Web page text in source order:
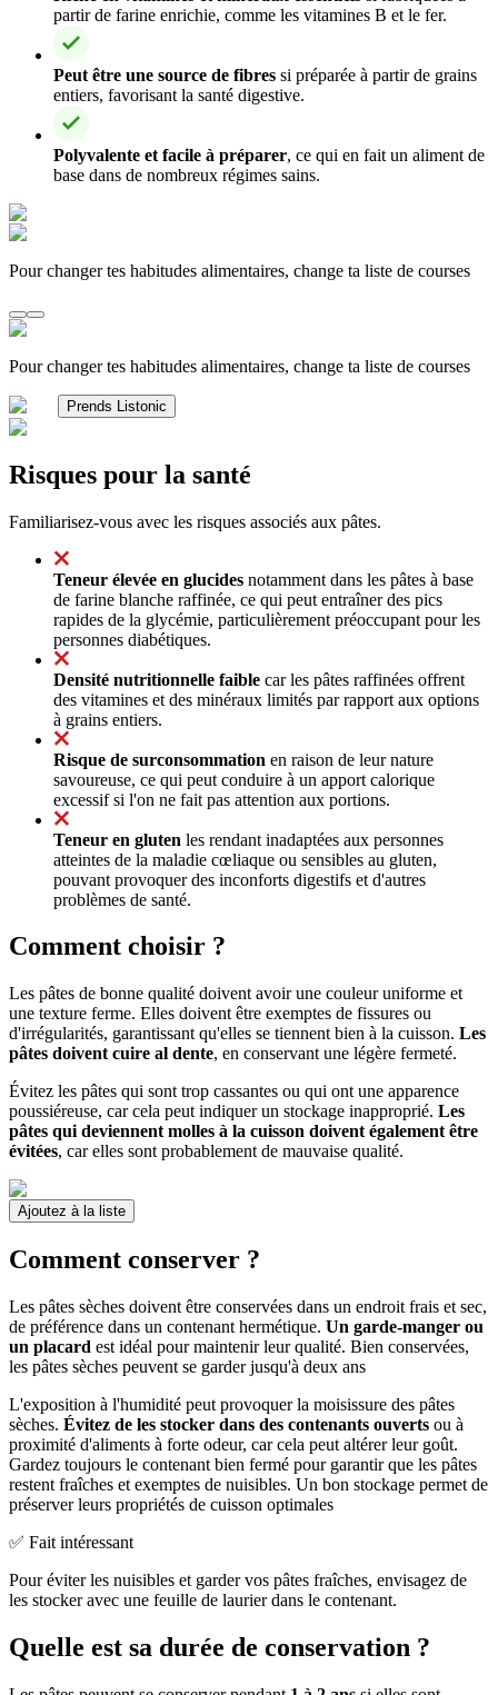
partir de farine enrichie, comme les vitamines B et le fer.
Peut être une source de fibres si préparée à partir de grains
entiers, favorisant la santé digestive.
Polyvalente et facile à préparer, ce qui en fait un aliment de
base dans de nombreux régimes sains.
Pour changer tes habitudes alimentaires, change ta liste de courses
Pour changer tes habitudes alimentaires, change ta liste de courses
Prends Listonic
Risques pour la santé
Familiarisez-vous avec les risques associés aux pâtes.
Teneur élevée en glucides notamment dans les pâtes à base
de farine blanche raffinée, ce qui peut entraîner des pics
rapides de la glycémie, particulièrement préoccupant pour les
personnes diabétiques.
Densité nutritionnelle faible car les pâtes raffinées offrent
des vitamines et des minéraux limités par rapport aux options
à grains entiers.
Risque de surconsommation en raison de leur nature
savoureuse, ce qui peut conduire à un apport calorique
excessif si l'on ne fait pas attention aux portions.
Teneur en gluten les rendant inadaptées aux personnes
atteintes de la maladie cœliaque ou sensibles au gluten,
pouvant provoquer des inconforts digestifs et d'autres
problèmes de santé.
Comment choisir ?
Les pâtes de bonne qualité doivent avoir une couleur uniforme et
une texture ferme. Elles doivent être exemptes de fissures ou
d'irrégularités, garantissant qu'elles se tiennent bien à la cuisson. Les
pâtes doivent cuire al dente, en conservant une légère fermeté.
Évitez les pâtes qui sont trop cassantes ou qui ont une apparence
poussiéreuse, car cela peut indiquer un stockage inapproprié. Les
pâtes qui deviennent molles à la cuisson doivent également être
évitées, car elles sont probablement de mauvaise qualité.
Ajoutez à la liste
Comment conserver ?
Les pâtes sèches doivent être conservées dans un endroit frais et sec,
de préférence dans un contenant hermétique. Un garde-manger ou
un placard est idéal pour maintenir leur qualité. Bien conservées,
les pâtes sèches peuvent se garder jusqu'à deux ans
L'exposition à l'humidité peut provoquer la moisissure des pâtes
sèches. Évitez de les stocker dans des contenants ouverts ou à
proximité d'aliments à forte odeur, car cela peut altérer leur goût.
Gardez toujours le contenant bien fermé pour garantir que les pâtes
restent fraîches et exemptes de nuisibles. Un bon stockage permet de
préserver leurs propriétés de cuisson optimales
✅ Fait intéressant
Pour éviter les nuisibles et garder vos pâtes fraîches, envisagez de
les stocker avec une feuille de laurier dans le contenant.
Quelle est sa durée de conservation ?